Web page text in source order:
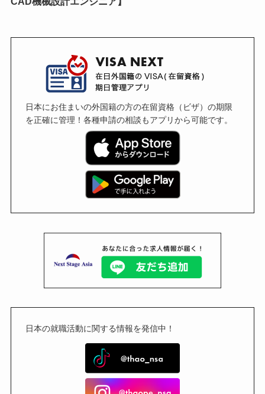
日本にお住まいの外国籍の方の在留資格（ビザ）の期限
を正確に管理！各種申請の相談もアプリから可能です。
日本の就職活動に関する情報を発信中！